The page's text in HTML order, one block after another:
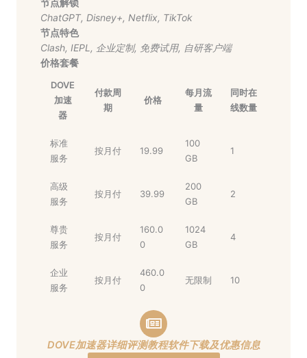
ChatGPT, Disney+, Netflix, TikTok
节点特色
Clash, IEPL , 企业定制, 免费试用, 自研客户端
价格套餐
DOVE
加速
器
付款周
期
价格
每月流
量
同时在
线数量
标准
服务
按月付 19.99
100
GB
1
高级
服务
按月付 39.99
200
GB
2
尊贵
服务
按月付
160.0
0
1024
GB
4
企业
服务
按月付
460.0
0
无限制 10
DOVE加速器详细评测教程软件下载及优惠信息